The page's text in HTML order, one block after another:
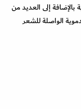
إلى العديد من
الواصلة للشعر